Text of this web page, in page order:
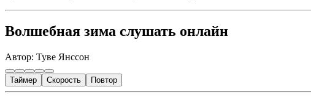
Волшебная зима слушать онлайн
Автор: Туве Янссон
Таймер Скорость Повтор